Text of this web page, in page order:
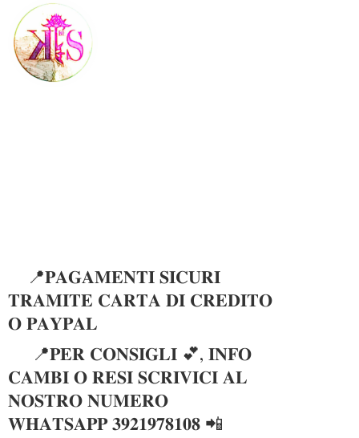
📍𝐏𝐀𝐆𝐀𝐌𝐄𝐍𝐓𝐈 𝐒𝐈𝐂𝐔𝐑𝐈
𝐓𝐑𝐀𝐌𝐈𝐓𝐄 𝐂𝐀𝐑𝐓𝐀 𝐃𝐈 𝐂𝐑𝐄𝐃𝐈𝐓𝐎
𝐎 𝐏𝐀𝐘𝐏𝐀𝐋
📍𝐏𝐄𝐑 𝐂𝐎𝐍𝐒𝐈𝐆𝐋𝐈 💕, 𝐈𝐍𝐅𝐎
𝐂𝐀𝐌𝐁𝐈 𝐎 𝐑𝐄𝐒𝐈 𝐒𝐂𝐑𝐈𝐕𝐈𝐂𝐈 𝐀𝐋
𝐍𝐎𝐒𝐓𝐑𝐎 𝐍𝐔𝐌𝐄𝐑𝐎
𝐖𝐇𝐀𝐓𝐒𝐀𝐏𝐏 𝟑𝟗𝟐𝟏𝟗𝟕𝟖𝟏𝟎𝟖 📲